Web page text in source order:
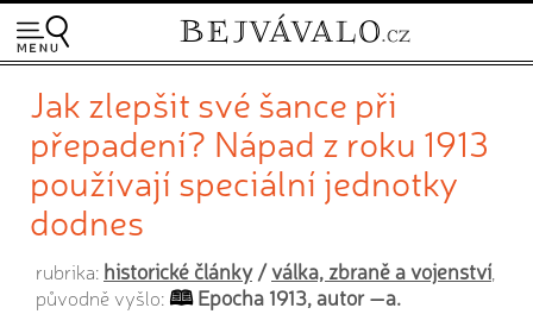
Jak zlepšit své šance při
přepadení? Nápad z roku 1913
používají speciální jednotky
dodnes
rubrika: historické články/válka, zbraně a vojenství,
původně vyšlo:
Epocha 1913, autor —a.